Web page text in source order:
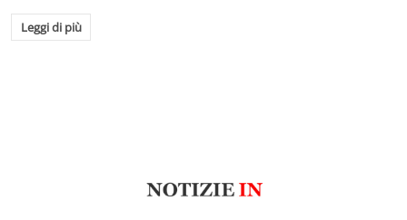
Leggi di più